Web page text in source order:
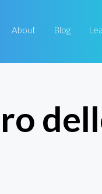
About Blog